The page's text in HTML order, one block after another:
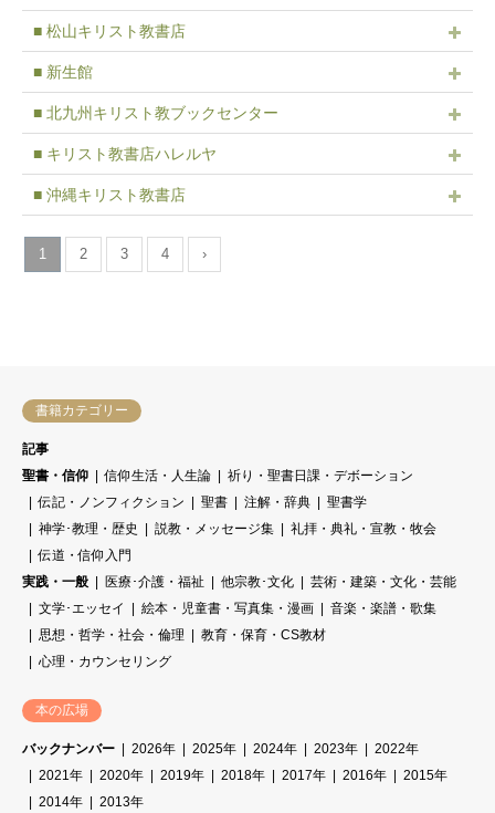
■ 松山キリスト教書店
■ 新生館
■ 北九州キリスト教ブックセンター
■ キリスト教書店ハレルヤ
■ 沖縄キリスト教書店
1 2 3 4 ›
書籍カテゴリー
記事
聖書・信仰
信仰生活・人生論
祈り・聖書日課・デボーション
伝記・ノンフィクション
聖書 注解・辞典
聖書学
神学･教理・歴史
説教・メッセージ集
礼拝・典礼・宣教・牧会
伝道・信仰入門
実践・一般
医療･介護・福祉 他宗教･文化
芸術・建築・文化・芸能
文学･エッセイ
絵本・児童書・写真集・漫画
音楽・楽譜・歌集
思想・哲学・社会・倫理
教育・保育・CS教材
心理・カウンセリング
本の広場
バックナンバー 2026年 2025年 2024年 2023年
2022年
2021年
2020年 2019年 2018年 2017年 2016年
2015年
2014年
2013年